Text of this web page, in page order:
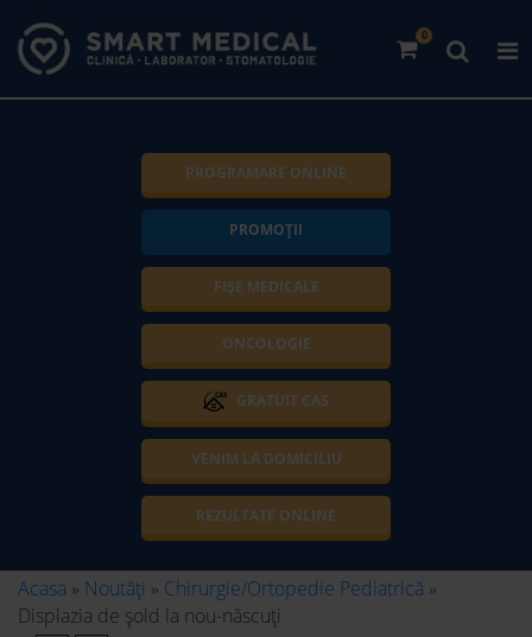
0
PROGRAMARE ONLINE
PROMOȚII
FIȘE MEDICALE
ONCOLOGIE
GRATUIT CAS
VENIM LA DOMICILIU
REZULTATE ONLINE
Acasa » Noutăți » Chirurgie/Ortopedie Pediatrică »
Displazia de șold la nou-născuți